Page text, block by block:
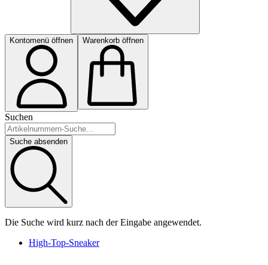
Kontomenü öffnen Warenkorb öffnen
Suchen
Suche absenden
Die Suche wird kurz nach der Eingabe angewendet.
High-Top-Sneaker